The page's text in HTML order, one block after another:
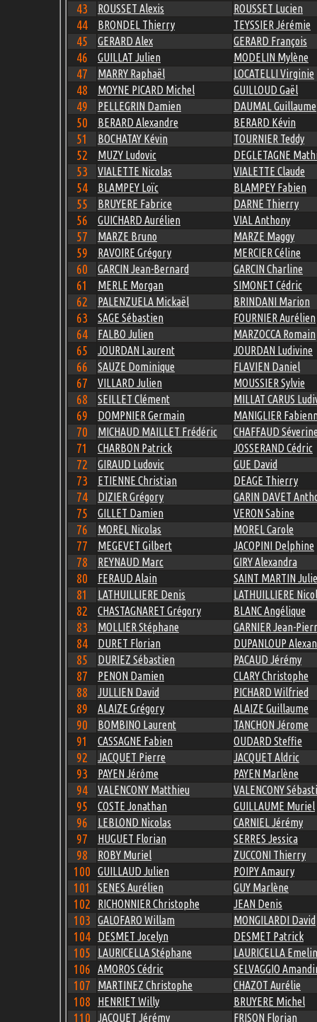
43 ROUSSET Alexis ROUSSET Lucien
44 BRONDEL Thierry TEYSSIER Jérémie
45 GERARD Alex GERARD François
46 GUILLAT Julien MODELIN Mylène
47 MARRY Raphaël LOCATELLI Virginie
48 MOYNE PICARD Michel GUILLOUD Gaël
49 PELLEGRIN Damien DAUMAL Guillaume
50 BERARD Alexandre BERARD Kévin
51 BOCHATAY Kévin TOURNIER Teddy
52 MUZY Ludovic DEGLETAGNE
53 VIALETTE Nicolas VIALETTE Claude
54 BLAMPEY Loïc BLAMPEY Fabien
55 BRUYERE Fabrice DARNE Thierry
56 GUICHARD Aurélien VIAL Anthony
57 MARZE Bruno MARZE Maggy
59 RAVOIRE Grégory MERCIER Céline
60 GARCIN Jean-Bernard GARCIN Charline
61 MERLE Morgan SIMONET Cédric
62 PALENZUELA Mickaël BRINDANI Marion
63 SAGE Sébastien FOURNIER Aurélien
64 FALBO Julien MARZOCCA Romain
65 JOURDAN Laurent JOURDAN Ludivine
66 SAUZE Dominique FLAVIEN Daniel
67 VILLARD Julien MOUSSIER Sylvie
68 SEILLET Clément MILLAT CARUS
69 DOMPNIER Germain MANIGLIER
70 MICHAUD MAILLET Frédéric CHAFFAUD
71 CHARBON Patrick JOSSERAND Cédric
72 GIRAUD Ludovic GUE David
73 ETIENNE Christian DEAGE Thierry
74 DIZIER Grégory GARIN DAVET
75 GILLET Damien VERON Sabine
76 MOREL Nicolas MOREL Carole
77 MEGEVET Gilbert JACOPINI Delphine
78 REYNAUD Marc GIRY Alexandra
80 FERAUD Alain SAINT MARTIN
81 LATHUILLIERE Denis LATHUILLIERE
82 CHASTAGNARET Grégory BLANC Angélique
83 MOLLIER Stéphane GARNIER Jean-
84 DURET Florian DUPANLOUP
85 DURIEZ Sébastien PACAUD Jérémy
87 PENON Damien CLARY Christophe
88 JULLIEN David PICHARD Wilfried
89 ALAIZE Grégory ALAIZE Guillaume
90 BOMBINO Laurent TANCHON Jérome
91 CASSAGNE Fabien OUDARD Steffie
92 JACQUET Pierre JACQUET Aldric
93 PAYEN Jérôme PAYEN Marlène
94 VALENCONY Matthieu VALENCONY
95 COSTE Jonathan GUILLAUME Muriel
96 LEBLOND Nicolas CARNIEL Jérémy
97 HUGUET Florian SERRES Jessica
98 ROBY Muriel ZUCCONI Thierry
100 GUILLAUD Julien POIPY Amaury
101 SENES Aurélien GUY Marlène
102 RICHONNIER Christophe JEAN Denis
103 GALOFARO Willam MONGILARDI David
104 DESMET Jocelyn DESMET Patrick
105 LAURICELLA Stéphane LAURICELLA
106 AMOROS Cédric SELVAGGIO
107 MARTINEZ Christophe CHAZOT Aurélie
108 HENRIET Willy BRUYERE Michel
110 JACQUET Jérémy FRISON Florian